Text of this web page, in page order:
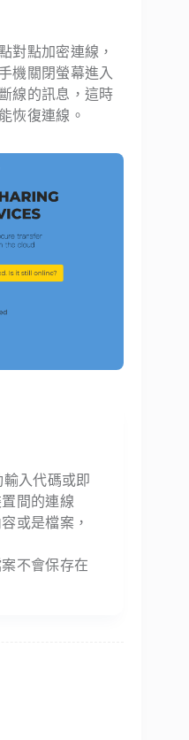
對點加密連線，
機關閉螢幕進入
線的訊息，這時
恢復連線。
輸入代碼或即
間的連線
或是檔案，
不會保存在